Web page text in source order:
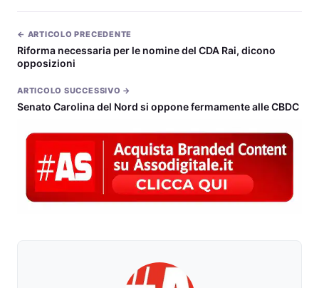
← ARTICOLO PRECEDENTE
Riforma necessaria per le nomine del CDA Rai, dicono
opposizioni
ARTICOLO SUCCESSIVO →
Senato Carolina del Nord si oppone fermamente alle CBDC